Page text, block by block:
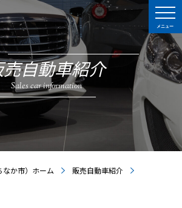
メニュー
自動車紹介
Sales car information
なか市）ホーム
販売自動車紹介